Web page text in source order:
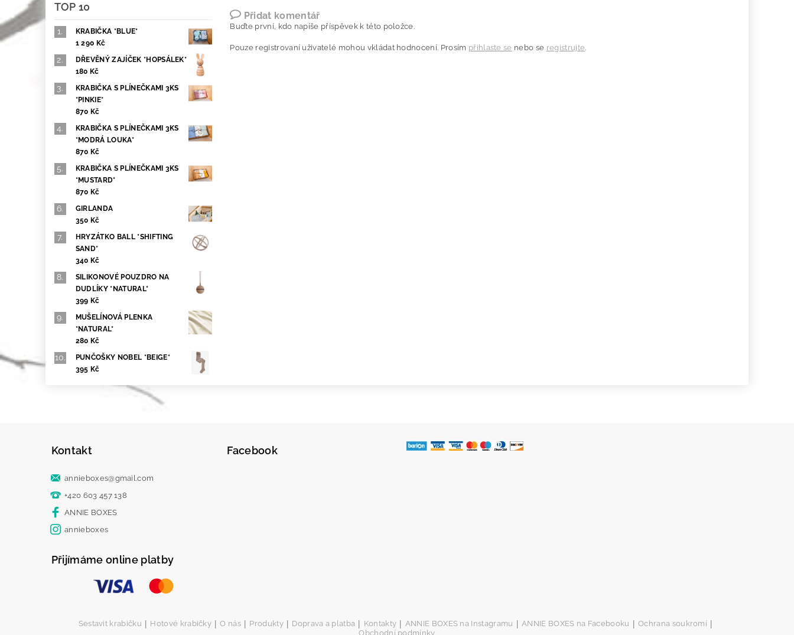
TOP 10
KRABIČKA *BLUE*
1 290 Kč
DŘEVĚNÝ ZAJÍČEK *HOPSÁLEK*
180 Kč
KRABIČKA S PLÍNEČKAMI 3KS
*PINKIE*
870 Kč
KRABIČKA S PLÍNEČKAMI 3KS
*MODRÁ LOUKA*
870 Kč
KRABIČKA S PLÍNEČKAMI 3KS
*MUSTARD*
870 Kč
GIRLANDA
350 Kč
HRYZÁTKO BALL *SHIFTING
SAND*
340 Kč
SILIKONOVÉ POUZDRO NA
DUDLÍKY *NATURAL*
399 Kč
MUŠELÍNOVÁ PLENKA
*NATURAL*
280 Kč
PUNČOŠKY NOBEL *BEIGE*
395 Kč
Přidat komentář
Buďte první, kdo napíše příspěvek k této položce.
Pouze registrovaní uživatelé mohou vkládat hodnocení. Prosím přihlaste se nebo se registrujte.
Kontakt
annieboxes@gmail.com
+420 603 457 138
ANNIE BOXES
annieboxes
Facebook
Přijímáme online platby
Sestavit krabičku | Hotové krabičky | O nás | Produkty | Doprava a platba | Kontakty | ANNIE BOXES na Instagramu | ANNIE BOXES na Facebooku | Ochrana soukromí |
Obchodní podmínky